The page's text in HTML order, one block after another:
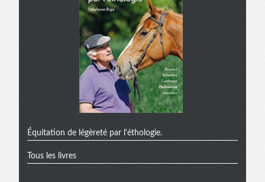
Équitation de légèreté par l'éthologie.
Tous les livres